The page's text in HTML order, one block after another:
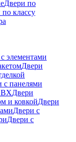
Двери по
классу
элементами
Двери
с панелями
Двери
и ковкойДвери
Двери с
Двери с